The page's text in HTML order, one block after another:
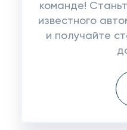
команде!
известного
и получайте